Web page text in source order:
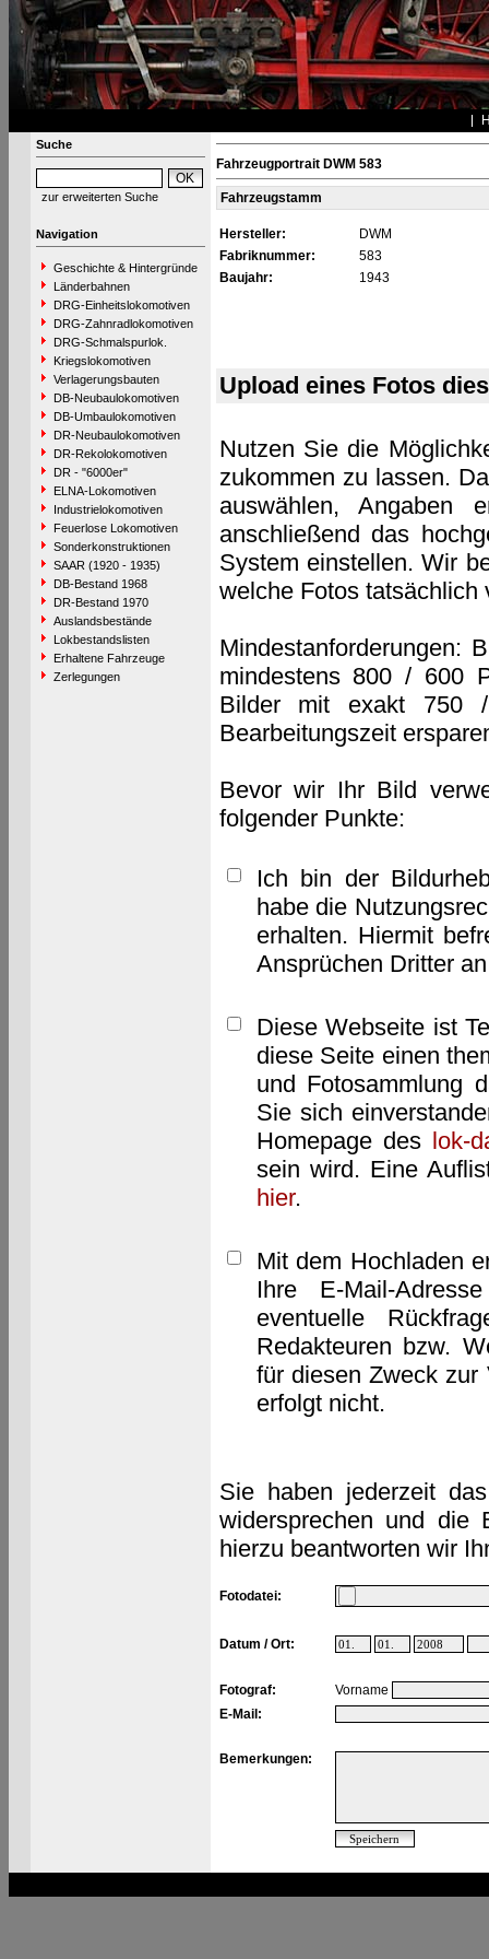
Suche
zur erweiterten Suche
Navigation
Geschichte & Hintergründe
Länderbahnen
DRG-Einheitslokomotiven
DRG-Zahnradlokomotiven
DRG-Schmalspurlok.
Kriegslokomotiven
Verlagerungsbauten
DB-Neubaulokomotiven
DB-Umbaulokomotiven
DR-Neubaulokomotiven
DR-Rekolokomotiven
DR - "6000er"
ELNA-Lokomotiven
Industrielokomotiven
Feuerlose Lokomotiven
Sonderkonstruktionen
SAAR (1920 - 1935)
DB-Bestand 1968
DR-Bestand 1970
Auslandsbestände
Lokbestandslisten
Erhaltene Fahrzeuge
Zerlegungen
Fahrzeugportrait DWM 583
Fahrzeugstamm
Hersteller:
DWM
Fabriknummer:
583
Baujahr:
1943
Upload eines Fotos
Nutzen Sie die
zukommen zu lassen.
auswählen, Angaben
anschließend das
System einstellen. Wir
welche Fotos tatsächlich
Mindestanforderungen:
mindestens 800 / 600
Bilder mit exakt 750
Bearbeitungszeit
Bevor wir Ihr Bild
folgender Punkte:
Ich bin der
habe die
erhalten. Hiermit
Ansprüchen Dritter
Diese Webseite ist
diese Seite einen
und Fotosammlung
Sie sich
Homepage des lok-
sein wird. Eine
hier.
Mit dem Hochladen
Ihre E-Mail-
eventuelle
Redakteuren bzw.
für diesen Zweck zur
erfolgt nicht.
Sie haben jederzeit
widersprechen und die
hierzu beantworten wir
Fotodatei:
Datum / Ort:
Fotograf:
Vorname
E-Mail:
Bemerkungen: